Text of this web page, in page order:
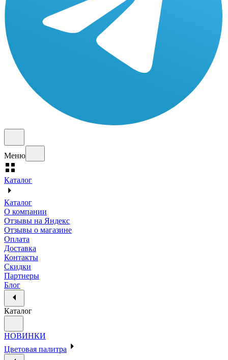
Меню
Каталог
Каталог
О компании
Отзывы на Яндекс
Отзывы о магазине
Оплата
Доставка
Контакты
Скидки
Партнеры
Блог
Каталог
НОВИНКИ
Цветовая палитра